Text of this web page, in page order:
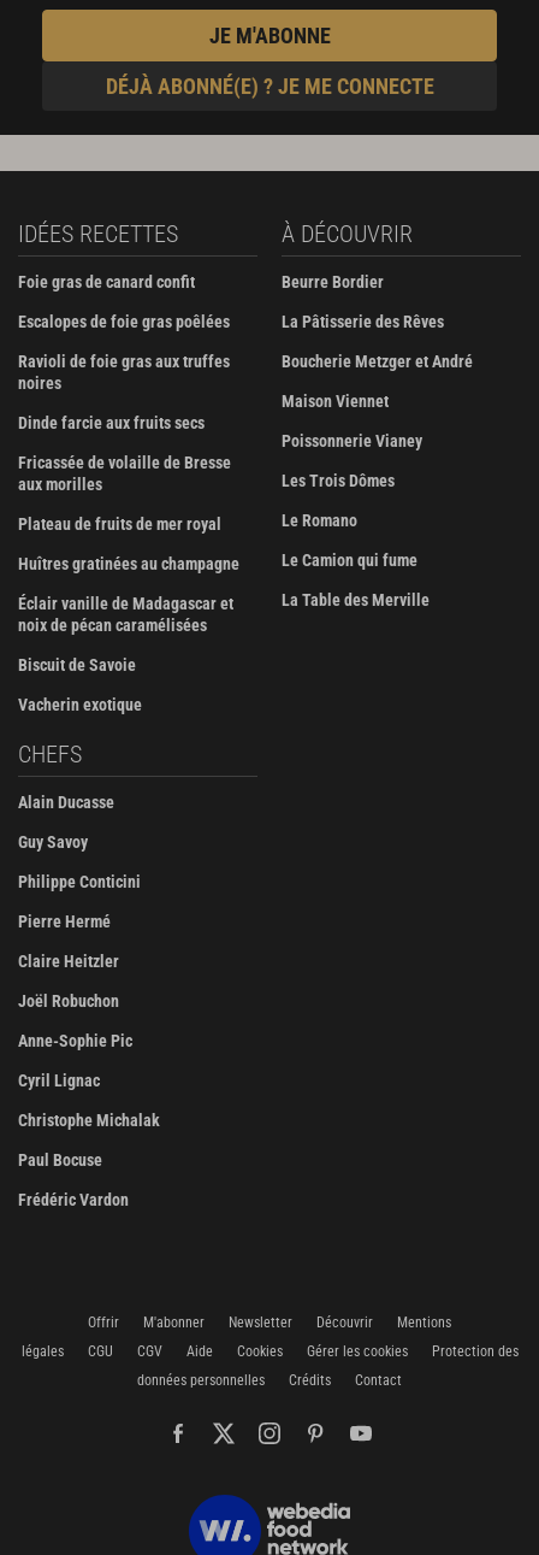
JE M'ABONNE
DÉJÀ ABONNÉ(E) ? JE ME CONNECTE
IDÉES RECETTES
Foie gras de canard confit
Escalopes de foie gras poêlées
Ravioli de foie gras aux truffes
noires
Dinde farcie aux fruits secs
Fricassée de volaille de Bresse
aux morilles
Plateau de fruits de mer royal
Huîtres gratinées au champagne
Éclair vanille de Madagascar et
noix de pécan caramélisées
Biscuit de Savoie
Vacherin exotique
À DÉCOUVRIR
Beurre Bordier
La Pâtisserie des Rêves
Boucherie Metzger et André
Maison Viennet
Poissonnerie Vianey
Les Trois Dômes
Le Romano
Le Camion qui fume
La Table des Merville
CHEFS
Alain Ducasse
Guy Savoy
Philippe Conticini
Pierre Hermé
Claire Heitzler
Joël Robuchon
Anne-Sophie Pic
Cyril Lignac
Christophe Michalak
Paul Bocuse
Frédéric Vardon
Offrir M'abonner Newsletter Découvrir
Mentions
légales
CGU CGV Aide Cookies Gérer les cookies
Protection des
données personnelles
Crédits Contact